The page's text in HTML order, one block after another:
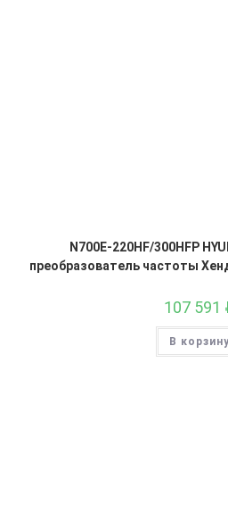
N700E-220HF/300HFP
преобразователь частоты
107 591
В корзину